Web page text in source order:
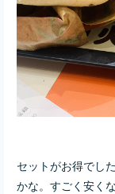
セットがお得でし
かな。すごく安く